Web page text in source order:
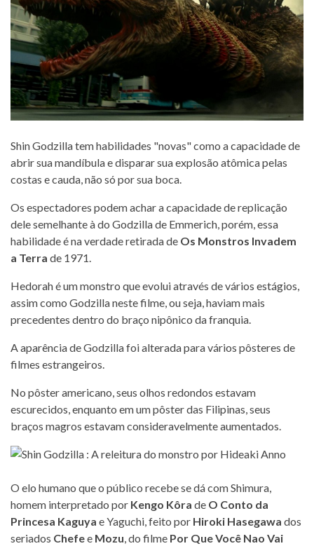
Shin Godzilla tem habilidades "novas" como a capacidade de
abrir sua mandíbula e disparar sua explosão atômica pelas
costas e cauda, não só por sua boca.
Os espectadores podem achar a capacidade de replicação
dele semelhante à do Godzilla de Emmerich, porém, essa
habilidade é na verdade retirada de Os Monstros Invadem
a Terra de 1971.
Hedorah é um monstro que evolui através de vários estágios,
assim como Godzilla neste filme, ou seja, haviam mais
precedentes dentro do braço nipônico da franquia.
A aparência de Godzilla foi alterada para vários pôsteres de
filmes estrangeiros.
No pôster americano, seus olhos redondos estavam
escurecidos, enquanto em um pôster das Filipinas, seus
braços magros estavam consideravelmente aumentados.
O elo humano que o público recebe se dá com Shimura,
homem interpretado por Kengo Kôra de O Conto da
Princesa Kaguya e Yaguchi, feito por Hiroki Hasegawa dos
seriados Chefee Mozu, do filme Por Que Você Nao Vai